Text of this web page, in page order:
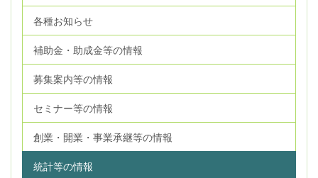
各種お知らせ
補助金・助成金等の情報
募集案内等の情報
セミナー等の情報
創業・開業・事業承継等の情報
統計等の情報